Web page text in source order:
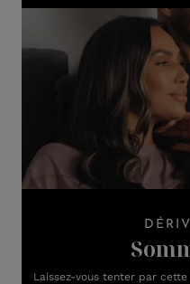
Laissez-vous tenter par